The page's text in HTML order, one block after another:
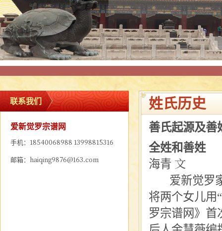
联系我们
爱新觉罗宗谱网
手机：18540068988 13998815316
邮箱：haiqing9876@163.com
姓氏历史
善氏起源及善
全姓和善姓
海青 文
爱新觉罗家
将两个女儿用
罗宗谱网》首